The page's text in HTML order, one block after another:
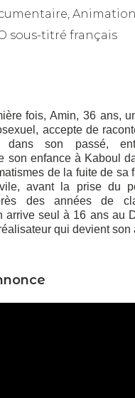
Animation
sous-titré français
fois, Amin, 36 ans,
accepte de
dans son passé,
son enfance à Kaboul
de la fuite de sa
avant la prise du
des années de
arrive seul à 16 ans au
qui devient son